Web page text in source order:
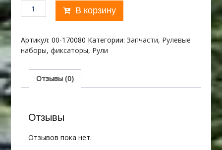
Количество
товара
набор
HEAD
22,4/30/27мм,черный
В корзину
Артикул: 00-170080 Категории: Запчасти, Рулевые
наборы, фиксаторы, Рули
Отзывы (0)
Отзывы
Отзывов пока нет.